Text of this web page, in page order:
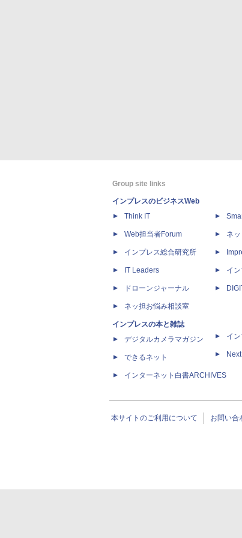
Group site links
インプレスのビジネスWeb
Think IT
Web担当者Forum
インプレス総合研究所
IT Leaders
ドローンジャーナル
ネッ担お悩み相談室
インプレスの本と雑誌
デジタルカメラマガジン
できるネット
インターネット白書ARCHIVES
ネ
イ
イ
本サイトのご利用について お問い合